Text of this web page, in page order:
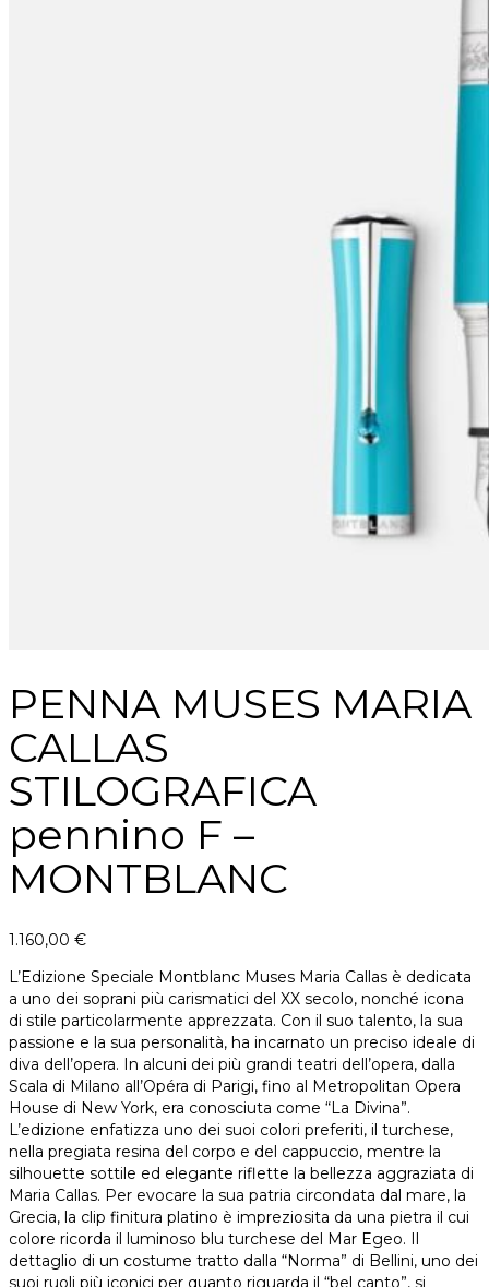
PENNA MUSES MARIA
CALLAS
STILOGRAFICA
pennino F –
MONTBLANC
1.160,00 €
L’Edizione Speciale Montblanc Muses Maria Callas è dedicata
a uno dei soprani più carismatici del XX secolo, nonché icona
di stile particolarmente apprezzata. Con il suo talento, la sua
passione e la sua personalità, ha incarnato un preciso ideale di
diva dell’opera. In alcuni dei più grandi teatri dell’opera, dalla
Scala di Milano all’Opéra di Parigi, fino al Metropolitan Opera
House di New York, era conosciuta come “La Divina”.
L’edizione enfatizza uno dei suoi colori preferiti, il turchese,
nella pregiata resina del corpo e del cappuccio, mentre la
silhouette sottile ed elegante riflette la bellezza aggraziata di
Maria Callas. Per evocare la sua patria circondata dal mare, la
Grecia, la clip finitura platino è impreziosita da una pietra il cui
colore ricorda il luminoso blu turchese del Mar Egeo. Il
dettaglio di un costume tratto dalla “Norma” di Bellini, uno dei
suoi ruoli più iconici per quanto riguarda il “bel canto”, si